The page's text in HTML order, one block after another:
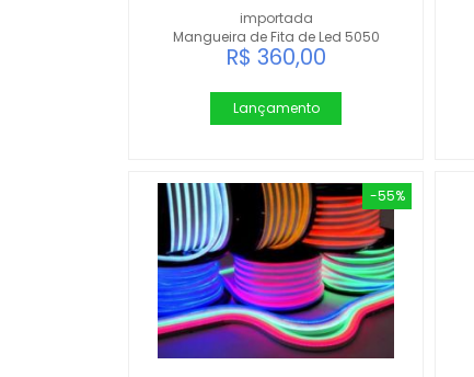
importada
Mangueira de Fita de Led 5050
R$ 360,00
Lançamento
-55%